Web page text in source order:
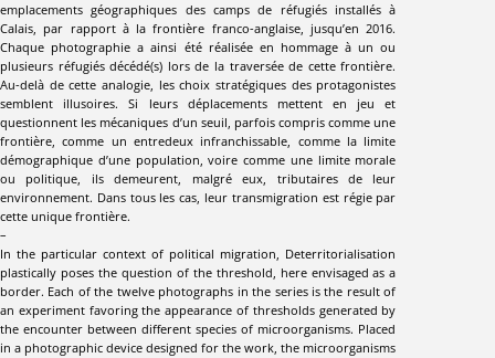
emplacements géographiques des camps de réfugiés installés à
Calais, par rapport à la frontière franco-anglaise, jusqu’en 2016.
Chaque photographie a ainsi été réalisée en hommage à un ou
plusieurs réfugiés décédé(s) lors de la traversée de cette frontière.
Au-delà de cette analogie, les choix stratégiques des protagonistes
semblent illusoires. Si leurs déplacements mettent en jeu et
questionnent les mécaniques d’un seuil, parfois compris comme une
frontière, comme un entredeux infranchissable, comme la limite
démographique d’une population, voire comme une limite morale
ou politique, ils demeurent, malgré eux, tributaires de leur
environnement. Dans tous les cas, leur transmigration est régie par
cette unique frontière.
–
In the particular context of political migration, Deterritorialisation
plastically poses the question of the threshold, here envisaged as a
border. Each of the twelve photographs in the series is the result of
an experiment favoring the appearance of thresholds generated by
the encounter between different species of microorganisms. Placed
in a photographic device designed for the work, the microorganisms